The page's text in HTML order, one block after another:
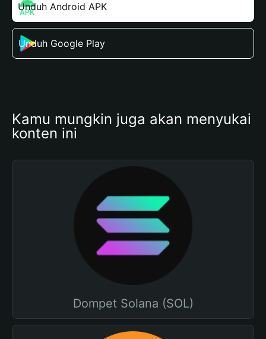
Unduh Android APK
Unduh Google Play
Kamu mungkin juga akan menyukai
konten ini
Dompet Solana (SOL)